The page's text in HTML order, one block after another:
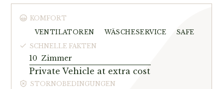
KOMFORT
VENTILATOREN
WÄSCHESERVICE
SAFE
SCHNELLE FAKTEN
10 Zimmer
Private Vehicle at extra cost
STORNOBEDINGUNGEN